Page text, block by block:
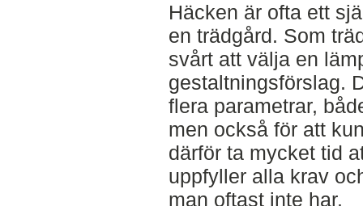
Häcken är ofta ett
en trädgård. Som
svårt att välja en
gestaltningsförslag.
flera parametrar,
men också för att
därför ta mycket tid
uppfyller alla krav
man oftast inte har.